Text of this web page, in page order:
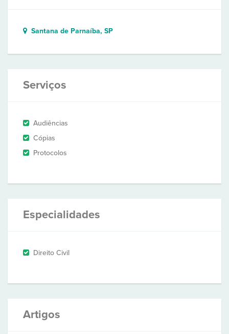
Santana de Parnaíba, SP
Serviços
Audiências
Cópias
Protocolos
Especialidades
Direito Civil
Artigos